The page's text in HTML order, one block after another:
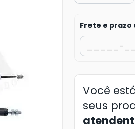
Frete e
Você
seus